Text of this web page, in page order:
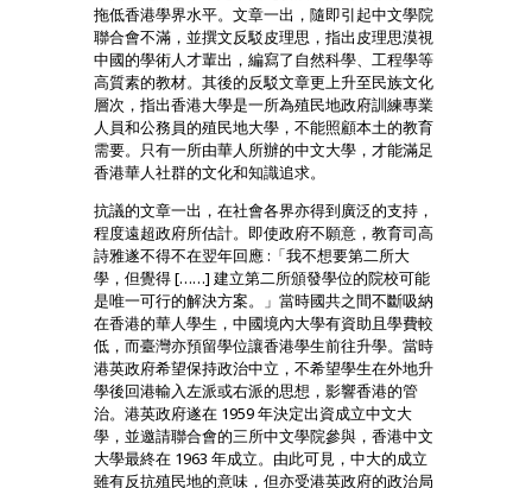
拖低香港學界水平。文章一出，隨即引起中文學院
聯合會不滿，並撰文反駁皮理思，指出皮理思漠視
中國的學術人才輩出，編寫了自然科學、工程學等
高質素的教材。其後的反駁文章更上升至民族文化
層次，指出香港大學是一所為殖民地政府訓練專業
人員和公務員的殖民地大學，不能照顧本土的教育
需要。只有一所由華人所辦的中文大學，才能滿足
香港華人社群的文化和知識追求。
抗議的文章一出，在社會各界亦得到廣泛的支持，
程度遠超政府所估計。即使政府不願意，教育司高
詩雅遂不得不在翌年回應 :「我不想要第二所大
學，但覺得 [……] 建立第二所頒發學位的院校可能
是唯一可行的解決方案。」當時國共之間不斷吸納
在香港的華人學生，中國境內大學有資助且學費較
低，而臺灣亦預留學位讓香港學生前往升學。當時
港英政府希望保持政治中立，不希望學生在外地升
學後回港輸入左派或右派的思想，影響香港的管
治。港英政府遂在 1959 年決定出資成立中文大
學，並邀請聯合會的三所中文學院參與，香港中文
大學最終在 1963 年成立。由此可見，中大的成立
雖有反抗殖民地的意味，但亦受港英政府的政治局